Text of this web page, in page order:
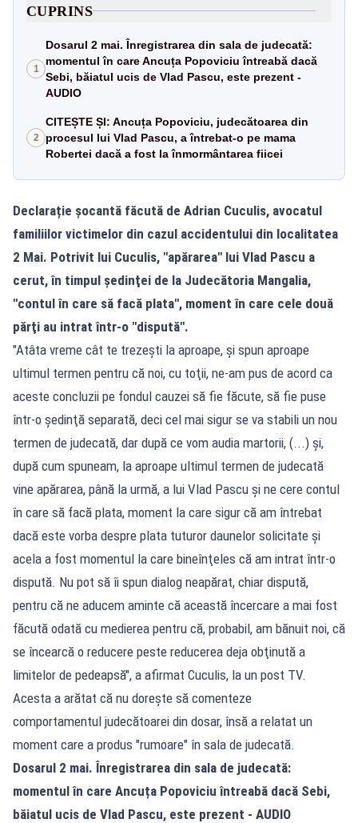
CUPRINS
1
Dosarul 2 mai. Înregistrarea din sala de judecată:
momentul în care Ancuța Popoviciu întreabă dacă
Sebi, băiatul ucis de Vlad Pascu, este prezent -
AUDIO
2
CITEȘTE ȘI: Ancuța Popoviciu, judecătoarea din
procesul lui Vlad Pascu, a întrebat-o pe mama
Robertei dacă a fost la înmormântarea fiicei
Declarație șocantă făcută de Adrian Cuculis, avocatul
familiilor victimelor din cazul accidentului din localitatea
2 Mai. Potrivit lui Cuculis, "apărarea" lui Vlad Pascu a
cerut, în timpul şedinţei de la Judecătoria Mangalia,
"contul în care să facă plata", moment în care cele două
părţi au intrat într-o "dispută".
"Atâta vreme cât te trezeşti la aproape, şi spun aproape
ultimul termen pentru că noi, cu toţii, ne-am pus de acord ca
aceste concluzii pe fondul cauzei să fie făcute, să fie puse
într-o şedinţă separată, deci cel mai sigur se va stabili un nou
termen de judecată, dar după ce vom audia martorii, (...) şi,
după cum spuneam, la aproape ultimul termen de judecată
vine apărarea, până la urmă, a lui Vlad Pascu şi ne cere contul
în care să facă plata, moment la care sigur că am întrebat
dacă este vorba despre plata tuturor daunelor solicitate şi
acela a fost momentul la care bineînţeles că am intrat într-o
dispută. Nu pot să îi spun dialog neapărat, chiar dispută,
pentru că ne aducem aminte că această încercare a mai fost
făcută odată cu medierea pentru că, probabil, am bănuit noi, că
se încearcă o reducere peste reducerea deja obţinută a
limitelor de pedeapsă", a afirmat Cuculis, la un post TV.
Acesta a arătat că nu doreşte să comenteze
comportamentul judecătoarei din dosar, însă a relatat un
moment care a produs "rumoare" în sala de judecată.
Dosarul 2 mai. Înregistrarea din sala de judecată:
momentul în care Ancuța Popoviciu întreabă dacă Sebi,
băiatul ucis de Vlad Pascu, este prezent - AUDIO